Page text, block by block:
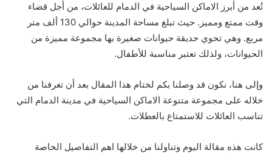
تُعد من أبرز الاماكن السياحية في الدمام للعائلات، من أجل قضاء
وقت ممتع ومميز. حيث تبلغ مساحة المدينة حوالي 130 ألف متر
مربع. وهي تحوي حديقة حيوانات صغيرة بها مجموعة مميزة من
الحيوانات، ولذلك تعتبر مناسبة للأطفال.
وإلى هنا، نكون قد وصلنا بكم لختام هذا المقال بعد أن تعرفنا من
خلاله على مجموعة متنوعة الاماكن السياحية في مدينة الدمام التي
تناسب العائلات للاستمتاع بالعطلات.
كانت هذه مقالة اليوم وتناولنا من خلالها اهم التفاصيل الخاصة